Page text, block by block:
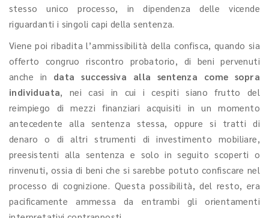
stesso unico processo, in dipendenza delle vicende
riguardanti i singoli capi della sentenza.
Viene poi ribadita l’ammissibilità della confisca, quando sia
offerto congruo riscontro probatorio, di beni pervenuti
anche in data successiva alla sentenza come sopra
individuata, nei casi in cui i cespiti siano frutto del
reimpiego di mezzi finanziari acquisiti in un momento
antecedente alla sentenza stessa, oppure si tratti di
denaro o di altri strumenti di investimento mobiliare,
preesistenti alla sentenza e solo in seguito scoperti o
rinvenuti, ossia di beni che si sarebbe potuto confiscare nel
processo di cognizione. Questa possibilità, del resto, era
pacificamente ammessa da entrambi gli orientamenti